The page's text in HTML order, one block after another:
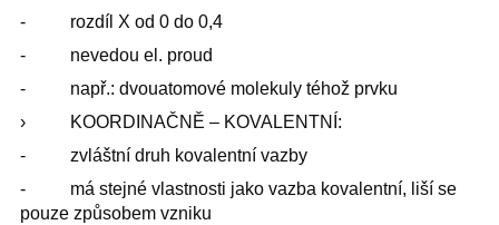
- rozdíl X od 0 do 0,4
- nevedou el. proud
- např.: dvouatomové molekuly téhož prvku
› KOORDINAČNĚ – KOVALENTNÍ:
- zvláštní druh kovalentní vazby
- má stejné vlastnosti jako vazba kovalentní, liší se
pouze způsobem vzniku